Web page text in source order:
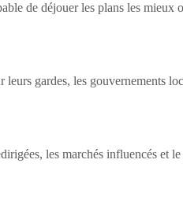
de déjouer les plans les mieux
gardes, les gouvernements
les marchés influencés et